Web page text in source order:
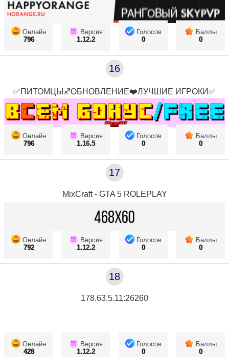
Онлайн
796
Версия
1.12.2
Голосов
0
Баллы
0
16
✅ПИТОМЦЫ♐ОБНОВЛЕНИЕ❤️ЛУЧШИЕ ИГРОКИ✅
Онлайн
796
Версия
1.16.5
Голосов
0
Баллы
0
17
MixCraft - GTA 5 ROLEPLAY
Онлайн
792
Версия
1.12.2
Голосов
0
Баллы
0
18
178.63.5.11:26260
Онлайн
428
Версия
1.12.2
Голосов
0
Баллы
0